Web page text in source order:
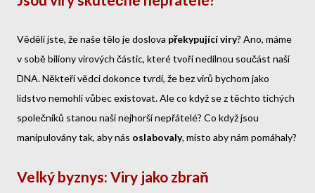
Věděli jste, že naše tělo je doslova překypující viry? Ano, máme
v sobě biliony virových částic, které tvoří nedílnou součást naší
DNA. Někteří vědci dokonce tvrdí, že bez virů bychom jako
lidstvo nemohli vůbec existovat. Ale co když se z těchto tichých
společníků stanou naši nejhorší nepřátelé? Co když jsou
manipulovány tak, aby nás oslabovaly, místo aby nám pomáhaly?
Velký byznys: Viry jako zbraň